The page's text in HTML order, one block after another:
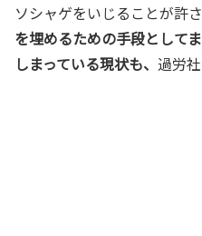
ソシャゲをいじることが許さ
を埋めるための手段として
しまっている現状も、 過労